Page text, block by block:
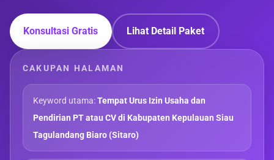
Konsultasi Gratis Lihat Detail Paket
CAKUPAN HALAMAN
Keyword utama:Tempat Urus Izin Usaha dan
Pendirian PT atau CV di Kabupaten Kepulauan Siau
Tagulandang Biaro (Sitaro)